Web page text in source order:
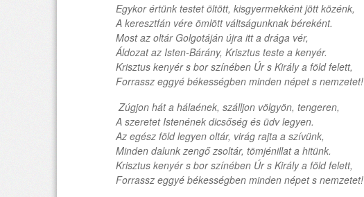
Egykor értünk testet öltött, kisgyermekként jött közénk,
A keresztfán vére ömlött váltságunknak béreként.
Most az oltár Golgotáján újra itt a drága vér,
Áldozat az Isten-Bárány, Krisztus teste a kenyér.
Krisztus kenyér s bor színében Úr s Király a föld felett,
Forrassz eggyé békességben minden népet s nemzetet!
Zúgjon hát a hálaének, szálljon völgyön, tengeren,
A szeretet Istenének dicsőség és üdv legyen.
Az egész föld legyen oltár, virág rajta a szívünk,
Minden dalunk zengő zsoltár, tömjénillat a hitünk.
Krisztus kenyér s bor színében Úr s Király a föld felett,
Forrassz eggyé békességben minden népet s nemzetet!